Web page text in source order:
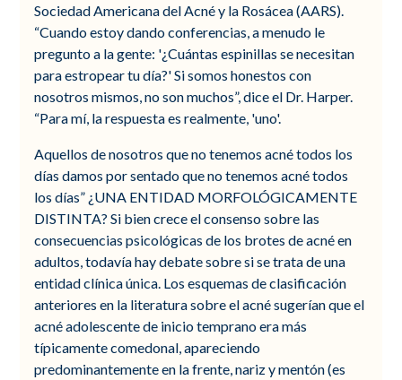
Sociedad Americana del Acné y la Rosácea (AARS).
“Cuando estoy dando conferencias, a menudo le
pregunto a la gente: '¿Cuántas espinillas se necesitan
para estropear tu día?' Si somos honestos con
nosotros mismos, no son muchos”, dice el Dr. Harper.
“Para mí, la respuesta es realmente, 'uno'.
Aquellos de nosotros que no tenemos acné todos los
días damos por sentado que no tenemos acné todos
los días” ¿UNA ENTIDAD MORFOLÓGICAMENTE
DISTINTA? Si bien crece el consenso sobre las
consecuencias psicológicas de los brotes de acné en
adultos, todavía hay debate sobre si se trata de una
entidad clínica única. Los esquemas de clasificación
anteriores en la literatura sobre el acné sugerían que el
acné adolescente de inicio temprano era más
típicamente comedonal, apareciendo
predominantemente en la frente, nariz y mentón (es